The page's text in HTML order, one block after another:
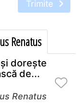
Trimite
Renatus
doreşte
de...
Renatus